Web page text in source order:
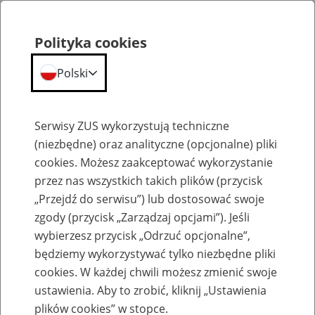
Emerytury
Baza zlikwidowanych lub
przekształconych zakładów pracy
Polityka cookies
Polski
Serwisy ZUS wykorzystują techniczne
(niezbędne) oraz analityczne (opcjonalne) pliki
cookies. Możesz zaakceptować wykorzystanie
przez nas wszystkich takich plików (przycisk
„Przejdź do serwisu”) lub dostosować swoje
zgody (przycisk „Zarządzaj opcjami”). Jeśli
wybierzesz przycisk „Odrzuć opcjonalne”,
będziemy wykorzystywać tylko niezbędne pliki
cookies. W każdej chwili możesz zmienić swoje
ustawienia. Aby to zrobić, kliknij „Ustawienia
plików cookies” w stopce.